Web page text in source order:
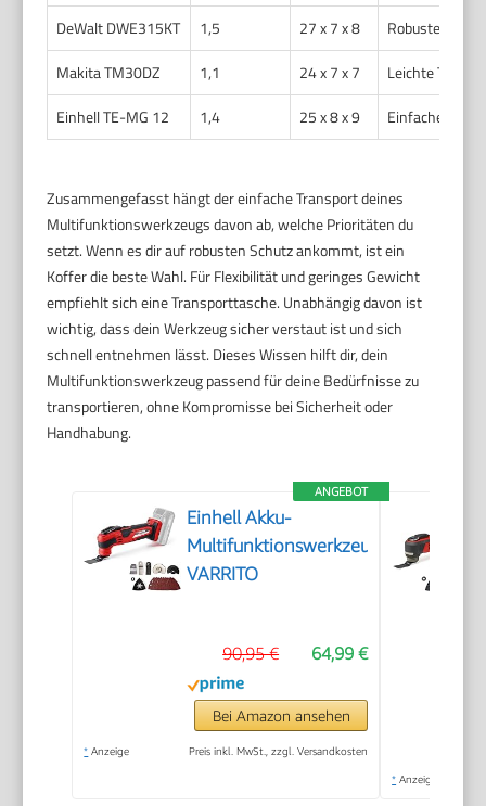
DeWalt DWE315KT
1,5 27 x 7 x 8
Robuster
Makita TM30DZ
1,1 24 x 7 x 7
Leichte
Einhell TE-MG 12
1,4 25 x 8 x 9 Einfache
Zusammengefasst hängt der einfache Transport deines
Multifunktionswerkzeugs davon ab, welche Prioritäten du
setzt. Wenn es dir auf robusten Schutz ankommt, ist ein
Koffer die beste Wahl. Für Flexibilität und geringes Gewicht
empfiehlt sich eine Transporttasche. Unabhängig davon ist
wichtig, dass dein Werkzeug sicher verstaut ist und sich
schnell entnehmen lässt. Dieses Wissen hilft dir, dein
Multifunktionswerkzeug passend für deine Bedürfnisse zu
transportieren, ohne Kompromisse bei Sicherheit oder
Handhabung.
ANGEBOT
Einhell Akku-
Multifunktionswerkzeug
VARRITO
64,99 €
90,95 €
Bei Amazon ansehen
* Anzeige Preis inkl. MwSt., zzgl. Versandkosten
* Anzeige